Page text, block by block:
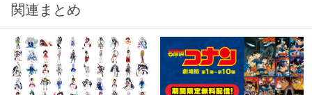
関連まとめ